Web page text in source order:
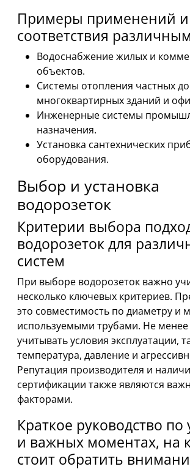
Примеры применений и
соответствия
Водоснабжение жилых и
объектов.
Системы отопления частных
многоквартирных зданий и
Инженерные системы
назначения.
Установка сантехнических
оборудования.
Выбор и установка
водорозеток
Критерии выбора
водорозеток для
систем
При выборе водорозеток важно
несколько ключевых критериев.
это совместимость по диаметру и
используемыми трубами. Не
учитывать условия эксплуатации,
температура, давление и
Репутация производителя и
сертификации также являются
факторами.
Краткое руководство по
и важных моментах, на
стоит обратить